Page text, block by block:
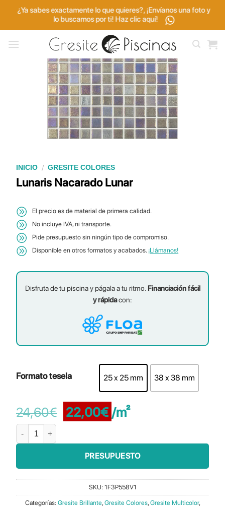
contenido
¿Ya sabes exactamente lo que quieres?, ¡Envíanos una foto y
lo buscamos por ti! Haz clic aquí!
INICIO / GRESITE COLORES
Lunaris Nacarado Lunar
El precio es de material de primera calidad.
No incluye IVA, ni transporte.
Pide presupuesto sin ningún tipo de compromiso.
Disponible en otros formatos y acabados. ¡Llámanos!
Disfruta de tu piscina y págala a tu ritmo. Financiación fácil
y rápidacon:
Formato tesela 25 x 25 mm 38 x 38 mm
24,60€
El
precio
24,60€.
22,00€ El
precio
es:
22,00€.
/m²
Lunaris Nacarado Lunar cantidad
PRESUPUESTO
SKU: 1F3P558V1
Categorías: Gresite Brillante, Gresite Colores, Gresite Multicolor,